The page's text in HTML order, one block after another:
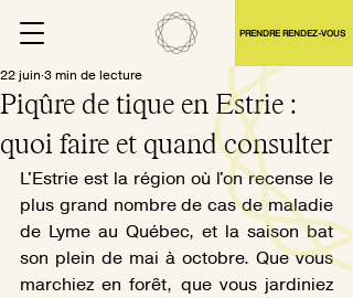
PRENDRE RENDEZ-VOUS
Piqûre de tique en Estrie :
quoi faire et quand consulter
22 juin 3 min de lecture
L'Estrie est la région où l'on recense le
plus grand nombre de cas de maladie
de Lyme au Québec, et la saison bat
son plein de mai à octobre. Que vous
marchiez en forêt, que vous jardiniez